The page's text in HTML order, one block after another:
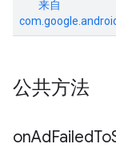
来自
公共方法
onAdFailedTo